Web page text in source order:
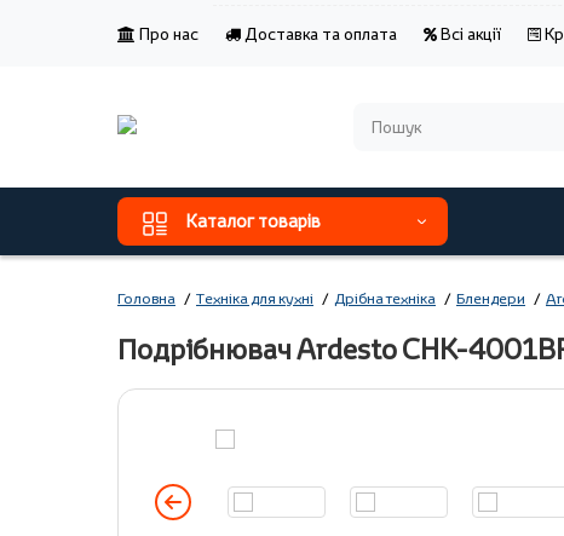
Про нас Доставка та оплата Всі акції
Каталог товарів
Головна Техніка для кухні Дрібна техніка Блендери
Подрібнювач Ardesto CHK-